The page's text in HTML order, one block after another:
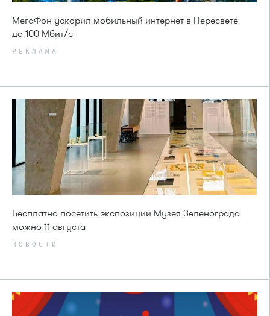
МегаФон ускорил мобильный интернет в Пересвете
до 100 Мбит/с
РЕКЛАМА
Бесплатно посетить экспозиции Музея Зеленограда
можно 11 августа
НОВОСТИ